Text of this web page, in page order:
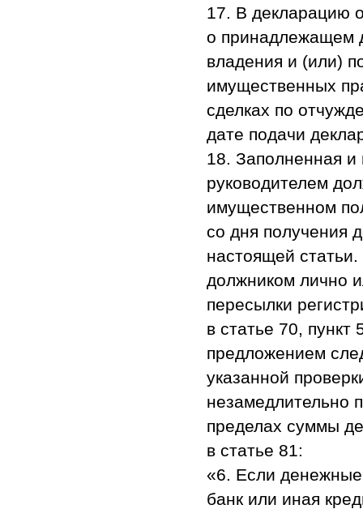
17. В декларацию
о принадлежащем
владения и (или)
имущественных
сделках по
дате подачи
18. Заполненная
руководителем
имущественном
со дня получения
настоящей
должником лично
пересылки
в статье 70,
предложением
указанной
незамедлительно
пределах суммы
в статье 81:
«6. Если денежные
банк или иная